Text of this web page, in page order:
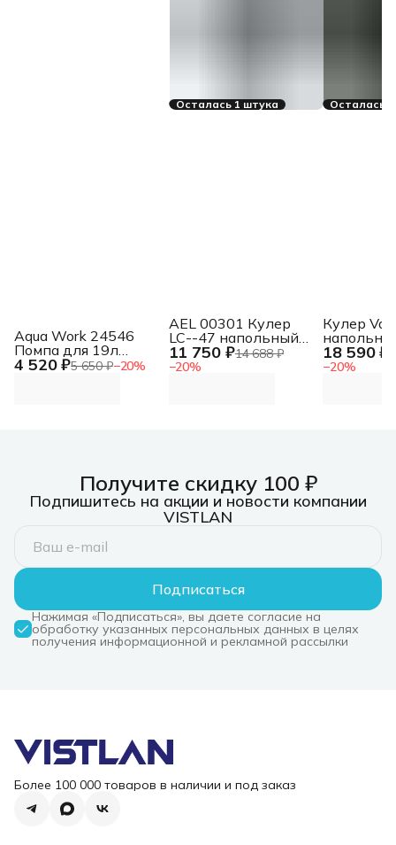
4 520 ₽5 650 ₽−20%
Aqua Work 24546
Помпа для 19л
бутыли Дельфин
Осталась 1 штука
11 750 ₽14 688 ₽
−20%
AEL 00301 Кулер
LC--47 напольный
компрессорный
белый/серебристый
Осталась
18 590 ₽
−20%
Кулер
черный
Получите скидку 100 ₽
Подпишитесь на акции и новости компании
VISTLAN
Подписаться
Нажимая «Подписаться», вы даете согласие на
обработку указанных персональных данных в целях
получения информационной и рекламной рассылки
Более 100 000 товаров в наличии и под заказ